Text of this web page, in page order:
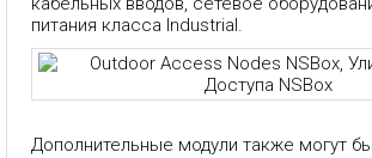
питания класса Industrial.
Дополнительные модули также могут